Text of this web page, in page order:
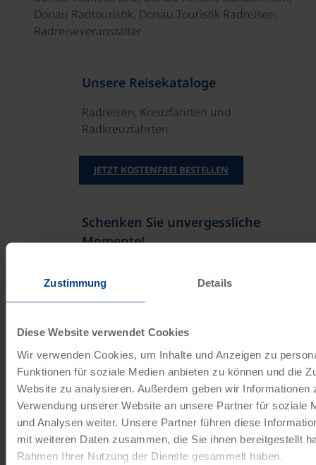
Zustimmung Details
Diese Website verwendet Cookies
Wir verwenden Cookies, um Inhalte und Anzeigen zu
Funktionen für soziale Medien anbieten zu können und die
Website zu analysieren. Außerdem geben wir Informationen
Verwendung unserer Website an unsere Partner für soziale
und Analysen weiter. Unsere Partner führen diese
mit weiteren Daten zusammen, die Sie ihnen bereitgestellt
Rahmen Ihrer Nutzung der Dienste gesammelt haben.
Donau Radtouristik, Donau Touristik Radreisen,
Radreiseveranstalter
Unsere Reisekataloge
Radreisen, Kreuzfahrten und
Radkreuzfahrten
JETZT KOSTENFREI BESTELLEN
Schenken Sie unvergessliche
Momente!
immer das passende Geschenk.
JETZT BESTELLEN
Newsletter abonnieren
TOP-Angebote, Aktionen - Immer auf dem
aktuellsten Stand!